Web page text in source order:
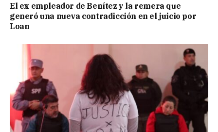
El ex empleador de Benítez y la remera que
generó una nueva contradicción en el juicio por
Loan